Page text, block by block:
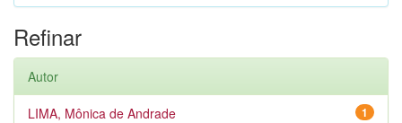
Refinar
Autor
1
LIMA, Mônica de Andrade